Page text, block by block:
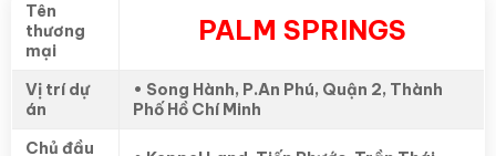
Tên
thương
mại
PALM SPRINGS
Vị trí dự
án
• Song Hành, P.An Phú, Quận 2, Thành
Phố Hồ Chí Minh
Chủ đầu